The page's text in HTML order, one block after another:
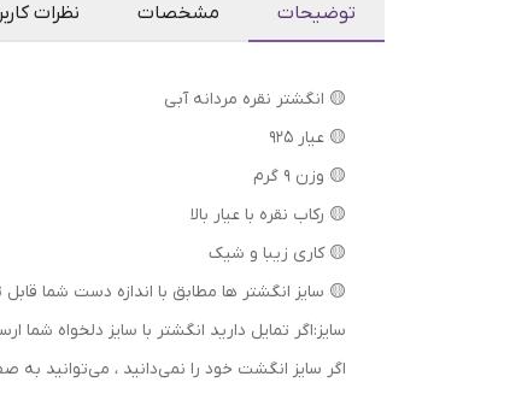
توضیحات مشخصات نظرات
🟡 انگشتر نقره مردانه آبی
🟡 عیار 925
🟡 وزن 9 گرم
🟡 رکاب نقره با عیار بالا
🟡 کاری زیبا و شیک
🟡 سایز انگشتر ها مطابق با اندازه دست شما
سایز:اگر تمایل دارید انگشتر با سایز
اگر سایز انگشت خود را نمی‌دانید ، می‌توانید